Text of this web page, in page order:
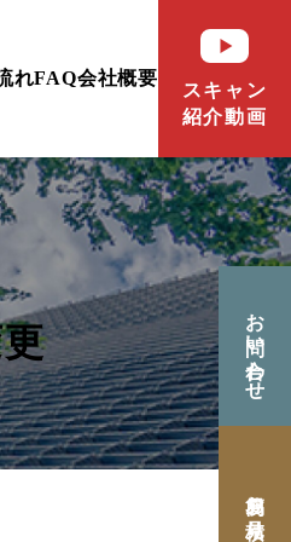
れFAQ会社概要
スキャン
紹介動画
お問い合わせ
簡易お見積り